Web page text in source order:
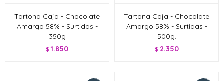
Tartona Caja - Chocolate
Amargo 58% - Surtidas -
350g
$ 1.850
Tartona Caja - Chocolate
Amargo 58% - Surtidas -
500g.
$ 2.350